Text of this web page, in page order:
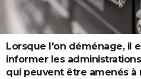
Destinations
City break
Voyage nature
Voyage de noces
Forum
Climat
PHOTO
BONS PLANS
Lorsque l'on déménage, il
informer les
qui peuvent être amenés à